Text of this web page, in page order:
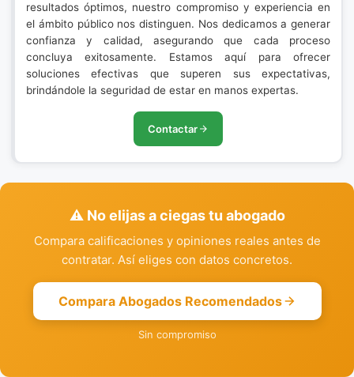
resultados óptimos, nuestro compromiso y experiencia en
el ámbito público nos distinguen. Nos dedicamos a generar
confianza y calidad, asegurando que cada proceso
concluya exitosamente. Estamos aquí para ofrecer
soluciones efectivas que superen sus expectativas,
brindándole la seguridad de estar en manos expertas.
Contactar
⚠️ No elijas a ciegas tu abogado
Compara calificaciones y opiniones reales antes de
contratar. Así eliges con datos concretos.
Compara Abogados Recomendados
Sin compromiso